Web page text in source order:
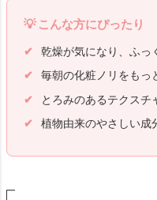
こんな方にぴったり
乾燥が気になり、ふっ
毎朝の化粧ノリをもっ
とろみのあるテクスチ
植物由来のやさしい成